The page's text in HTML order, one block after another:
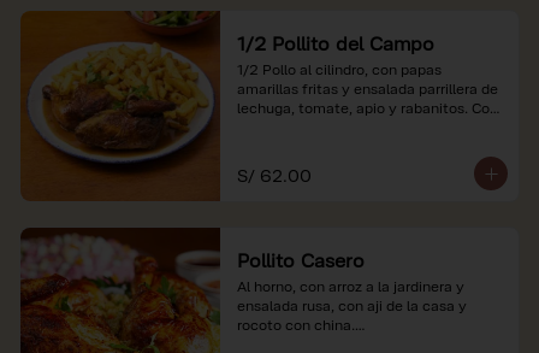
1/2 Pollito del Campo
1/2 Pollo al cilindro, con papas
amarillas fritas y ensalada parrillera de
lechuga, tomate, apio y rabanitos. Con
*Nuestros precios están expresados en
soles e incluyen impuestos de ley y
S/ 62.00
Pollito Casero
Al horno, con arroz a la jardinera y
ensalada rusa, con aji de la casa y
rocoto con china.